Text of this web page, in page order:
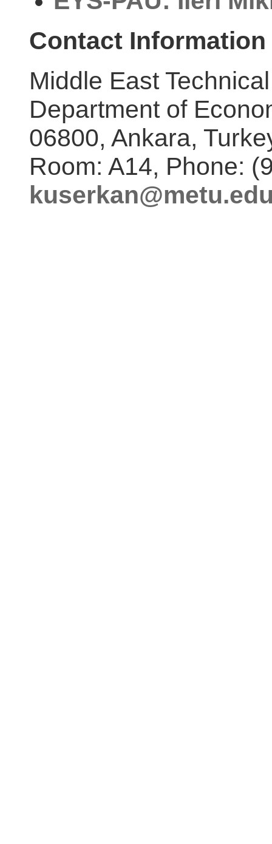
Contact Information
Middle East
Department of
06800, Ankara,
Room: A14, Phone: